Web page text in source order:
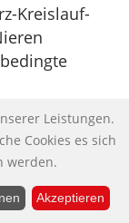
Kreislauf-
aus.
Leistungen.
Cookies es sich
werden.
Akzeptieren